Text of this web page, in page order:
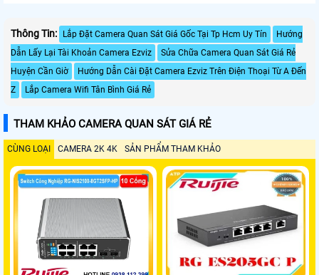
Thông Tin: Lắp Đặt Camera Quan Sát Giá Gốc Tại Tp Hcm Uy Tín
Hướng
Dẫn Lấy Lại Tài Khoản Camera Ezviz
Sửa Chữa Camera Quan Sát Giá Rẻ
Huyện Cần Giờ
Hướng Dẫn Cài Đặt Camera Ezviz Trên Điện Thoại Từ A Đến
Z
Lắp Camera Wifi Tân Bình Giá Rẻ
THAM KHẢO CAMERA QUAN SÁT GIÁ RẺ
CÙNG LOẠI CAMERA 2K 4K SẢN PHẨM THAM KHẢO